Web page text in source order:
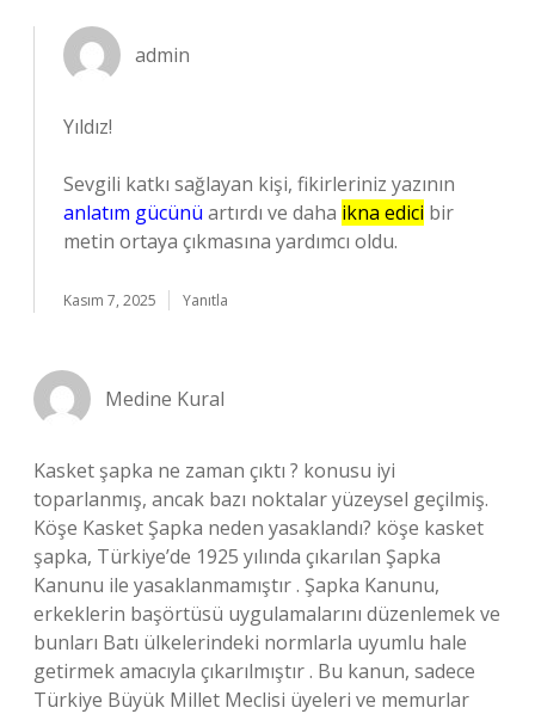
admin
Yıldız!
Sevgili katkı sağlayan kişi, fikirleriniz yazının
anlatım gücünü artırdı ve daha ikna edici bir
metin ortaya çıkmasına yardımcı oldu.
Kasım 7, 2025 Yanıtla
Medine Kural
Kasket şapka ne zaman çıktı ? konusu iyi
toparlanmış, ancak bazı noktalar yüzeysel geçilmiş.
Köşe Kasket Şapka neden yasaklandı? köşe kasket
şapka, Türkiye’de 1925 yılında çıkarılan Şapka
Kanunu ile yasaklanmamıştır . Şapka Kanunu,
erkeklerin başörtüsü uygulamalarını düzenlemek ve
bunları Batı ülkelerindeki normlarla uyumlu hale
getirmek amacıyla çıkarılmıştır . Bu kanun, sadece
Türkiye Büyük Millet Meclisi üyeleri ve memurlar